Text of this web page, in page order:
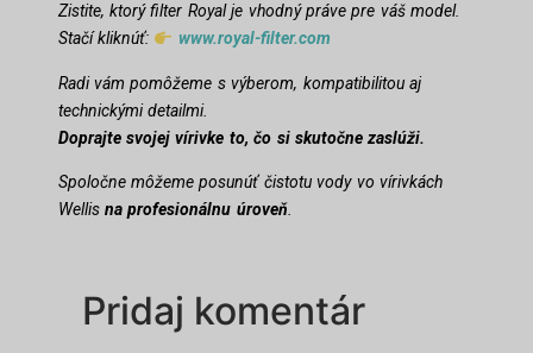
Zistite, ktorý filter Royal je vhodný práve pre váš model.
Stačí kliknúť:
www.royal-filter.com
Radi vám pomôžeme s výberom, kompatibilitou aj
technickými detailmi.
Doprajte svojej vírivke to, čo si skutočne zaslúži.
Spoločne môžeme posunúť čistotu vody vo vírivkách
Wellis na profesionálnu úroveň.
Pridaj komentár